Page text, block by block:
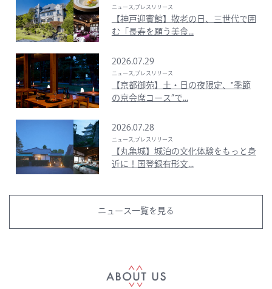
ニュース,プレスリリース
【神戸迎賓館】敬老の日、三世代で囲
む「長寿を願う美食...
2026.07.29
ニュース,プレスリリース
【京都御苑】土・日の夜限定、‟季節
の京会席コース”で...
2026.07.28
ニュース,プレスリリース
【丸亀城】城泊の文化体験をもっと身
近に！国登録有形文...
ニュース一覧を見る